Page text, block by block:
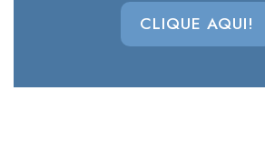
CLIQUE AQUI!